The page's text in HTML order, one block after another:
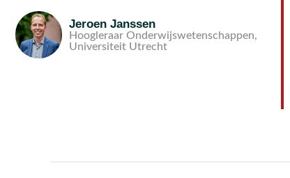
Jeroen Janssen
Hoogleraar Onderwijswetenschappen,
Universiteit Utrecht